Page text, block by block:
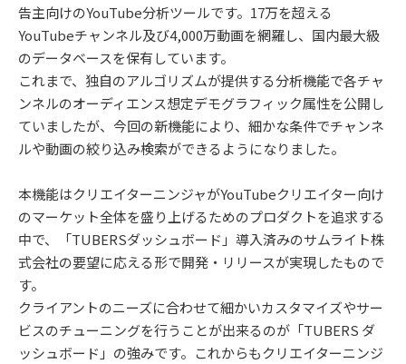
告主向けのYouTube分析ツールです。17万を超える
YouTubeチャンネル及び4,000万動画を網羅し、国内最大級
のデータベースを保有しています。
これまで、独自のアルゴリズムが提供する分析機能で各チャ
ンネルのオーディエンス想定デモグラフィック属性を公開し
ていましたが、今回の新機能により、細かな条件でチャンネ
ルや動画の絞り込み検索ができるようになりました。
本機能はクリエイターニンジャがYouTubeクリエイター向け
のマーケット全体を盛り上げるためのプロダクトを追求する
中で、「TUBERSダッシュボード」導入済みのサムライト株
式会社の要望に応える形で開発・リリースが実現したもので
す。
クライアントのニーズに合わせて細かいカスタマイズやサー
ビスのチューニングを行うことが出来るのが「TUBERS ダ
ッシュボード」の強みです。これからもクリエイターニンジ